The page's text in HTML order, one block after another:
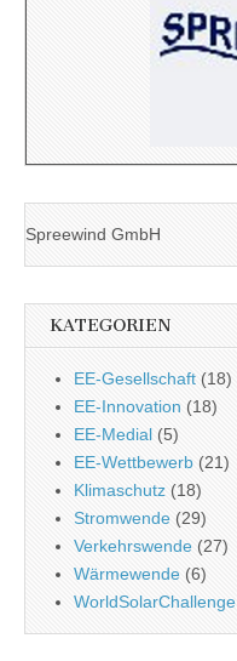
Spreewind GmbH
KATEGORIEN
EE-Gesellschaft (18)
EE-Innovation (18)
EE-Medial (5)
EE-Wettbewerb (21)
Klimaschutz (18)
Stromwende (29)
Verkehrswende (27)
Wärmewende (6)
WorldSolarChallenge